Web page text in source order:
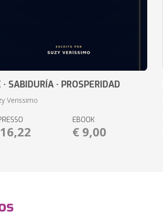
· SABIDURÍA · PROSPERIDAD
Verissimo
EBOOK
€ 9,00